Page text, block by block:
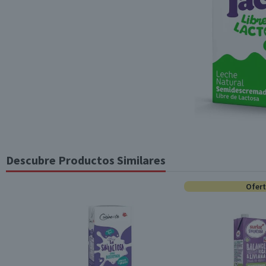
Descubre Productos Similares